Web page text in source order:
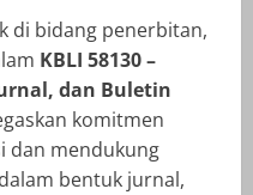
di bidang penerbitan,
KBLI 58130 –
dan Buletin
komitmen
dan mendukung
bentuk jurnal,